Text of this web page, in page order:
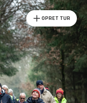
OPRET TUR